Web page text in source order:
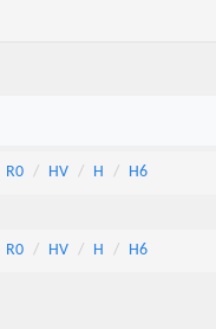
R0 HV H H6
R0 HV H H6